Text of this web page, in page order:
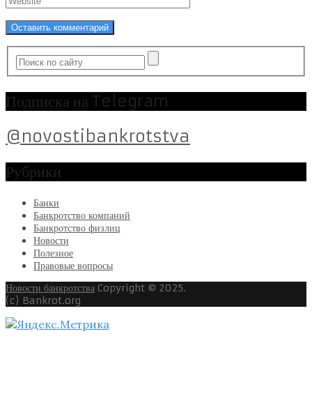
Подписка на Telegram
@novostibankrotstva
Рубрики
Банки
Банкротство компаний
Банкротство физлиц
Новости
Полезное
Правовые вопросы
Новости банкротства Copyright © 2025.
(c) Bankrot.org